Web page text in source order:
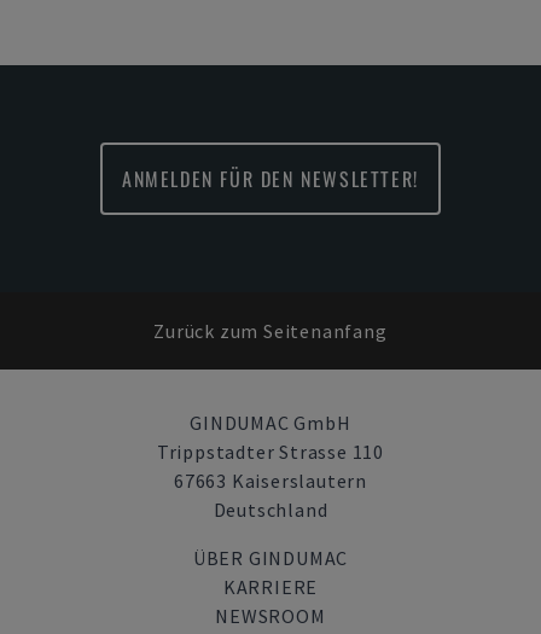
ANMELDEN FÜR DEN NEWSLETTER!
Zurück zum Seitenanfang
GINDUMAC GmbH
Trippstadter Strasse 110
67663 Kaiserslautern
Deutschland
ÜBER GINDUMAC
KARRIERE
NEWSROOM